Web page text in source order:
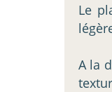
Le
A la